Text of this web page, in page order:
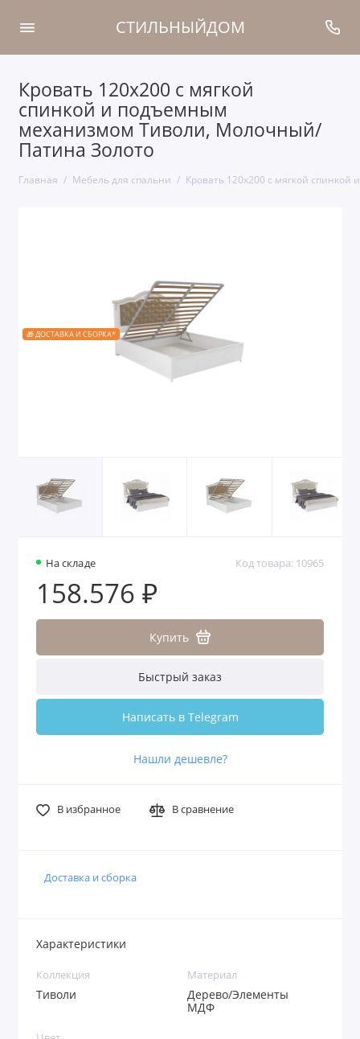
СТИЛЬНЫЙДОМ
Кровать 120x200 с мягкой
спинкой и подъемным
механизмом Тиволи, Молочный/
Патина Золото
Главная Мебель для спальни Кровать 120x200 с мягкой
🎁 ДОСТАВКА И СБОРКА*
На складе Код товара: 10965
158.576 ₽
Купить
Быстрый заказ
Написать в Telegram
Нашли дешевле?
В избранное В сравнение
Доставка и сборка
Характеристики
Коллекция
Тиволи
Материал
Дерево/Элементы
МДФ